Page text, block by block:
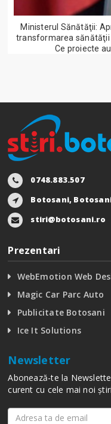
Ministerul Sănătăţii:
transformarea sănătăţii
Ce proiecte
0748.883.507
Botosani,
stiri@botosani.ro
Prezentari
WebEmotion Web
Magic Car Parc Auto
Publicitate Botosani
Ice It Solutions
Newsletter
Abonează-te la
curent cu cele mai noi